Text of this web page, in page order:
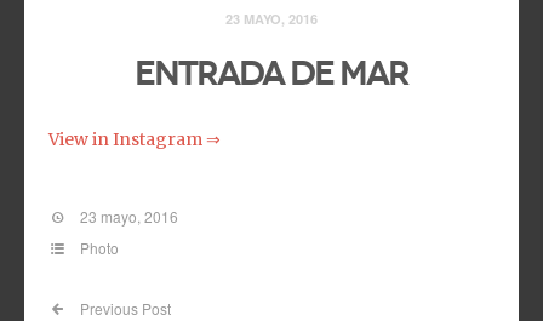
23 MAYO, 2016
Entrada de Mar
View in Instagram ⇒
23 mayo, 2016
Photo
Previous Post